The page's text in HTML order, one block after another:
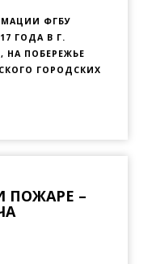
ФГБУ
ГОДА В Г.
НА ПОБЕРЕЖЬЕ
ГОРОДСКИХ
ПОЖАРЕ –